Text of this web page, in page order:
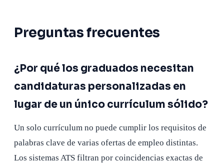
Preguntas frecuentes
¿Por qué los graduados necesitan
candidaturas personalizadas en
lugar de un único currículum sólido?
Un solo currículum no puede cumplir los requisitos de
palabras clave de varias ofertas de empleo distintas.
Los sistemas ATS filtran por coincidencias exactas de